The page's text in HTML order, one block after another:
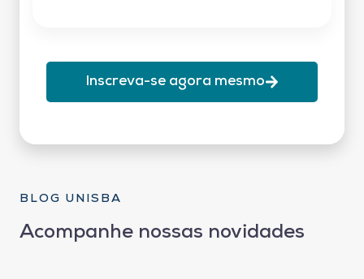
Inscreva-se agora mesmo
BLOG UNISBA
Acompanhe nossas novidades